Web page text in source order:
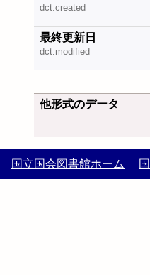
dct:created
最終更新日
dct:modified
他形式のデータ
国立国会図書館ホーム